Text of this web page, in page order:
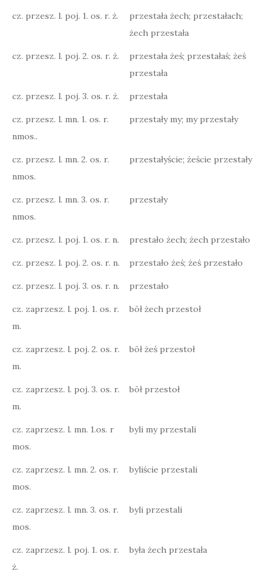
cz. przesz. l. poj. 1. os. r. ż.
przestała żech; przestałach;
żech przestała
cz. przesz. l. poj. 2. os. r. ż.
przestała żeś; przestałaś; żeś
przestała
cz. przesz. l. poj. 3. os. r. ż. przestała
cz. przesz. l. mn. 1. os. r.
nmos..
przestały my; my przestały
cz. przesz. l. mn. 2. os. r.
nmos.
przestałyście; żeście przestały
cz. przesz. l. mn. 3. os. r.
nmos.
przestały
cz. przesz. l. poj. 1. os. r. n. prestało żech; żech przestało
cz. przesz. l. poj. 2. os. r. n. przestało żeś; żeś przestało
cz. przesz. l. poj. 3. os. r. n. przestało
cz. zaprzesz. l. poj. 1. os. r.
m.
bōł żech przestoł
cz. zaprzesz. l. poj. 2. os. r.
m.
bōł żeś przestoł
cz. zaprzesz. l. poj. 3. os. r.
m.
bōł przestoł
cz. zaprzesz. l. mn. 1.os. r
mos.
byli my przestali
cz. zaprzesz. l. mn. 2. os. r.
mos.
byliście przestali
cz. zaprzesz. l. mn. 3. os. r.
mos.
byli przestali
cz. zaprzesz. l. poj. 1. os. r.
ż.
była żech przestała